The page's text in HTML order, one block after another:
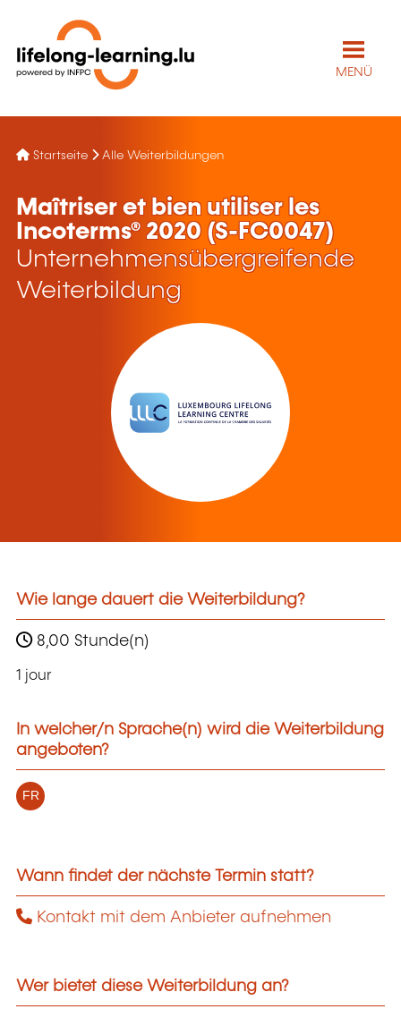
MENÜ
Startseite Alle Weiterbildungen
Maîtriser et bien utiliser les
Incoterms® 2020 (S-FC0047)
Unternehmensübergreifende
Weiterbildung
Wie lange dauert die Weiterbildung?
8,00 Stunde(n)
1 jour
In welcher/n Sprache(n) wird die Weiterbildung
angeboten?
FR
Wann findet der nächste Termin statt?
Kontakt mit dem Anbieter aufnehmen
Wer bietet diese Weiterbildung an?